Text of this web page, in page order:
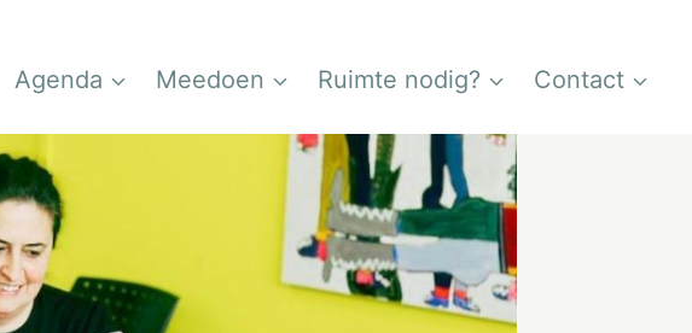
Agenda Meedoen Ruimte nodig? Contact